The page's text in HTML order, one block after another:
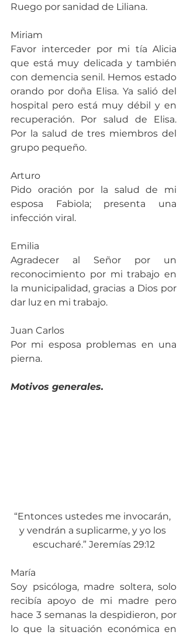
Ruego por sanidad de Liliana.
Miriam
Favor interceder por mi tía Alicia
que está muy delicada y también
con demencia senil. Hemos estado
orando por doña Elisa. Ya salió del
hospital pero está muy débil y en
recuperación. Por salud de Elisa.
Por la salud de tres miembros del
grupo pequeño.
Arturo
Pido oración por la salud de mi
esposa Fabiola; presenta una
infección viral.
Emilia
Agradecer al Señor por un
reconocimiento por mi trabajo en
la municipalidad, gracias a Dios por
dar luz en mi trabajo.
Juan Carlos
Por mi esposa problemas en una
pierna.
Motivos generales.
“Entonces ustedes me invocarán,
y vendrán a suplicarme, y yo los
escucharé.” Jeremías 29:12
María
Soy psicóloga, madre soltera, solo
recibía apoyo de mi madre pero
hace 3 semanas la despidieron, por
lo que la situación económica en